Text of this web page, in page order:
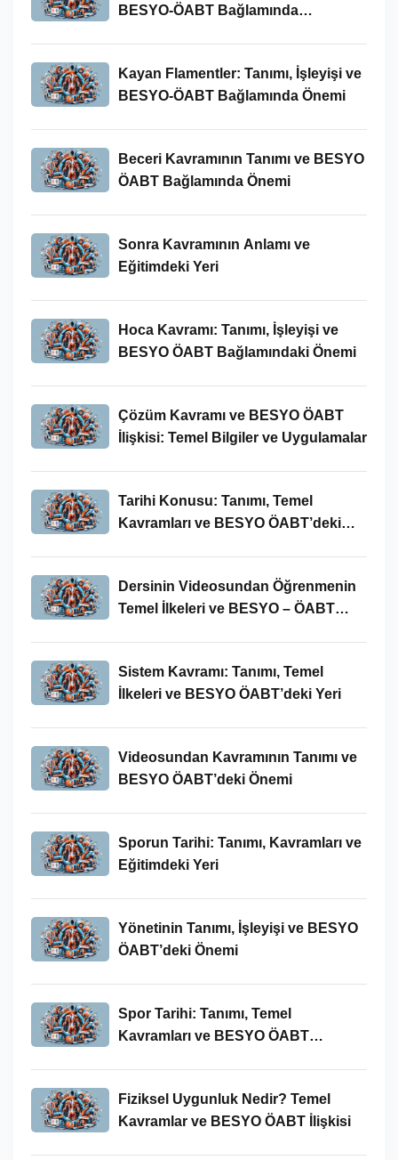
BESYO-ÖABT Bağlamında
Kayan Flamentler: Tanımı, İşleyişi ve
BESYO-ÖABT Bağlamında Önemi
Beceri Kavramının Tanımı ve BESYO
ÖABT Bağlamında Önemi
Sonra Kavramının Anlamı ve
Eğitimdeki Yeri
Hoca Kavramı: Tanımı, İşleyişi ve
BESYO ÖABT Bağlamındaki Önemi
Çözüm Kavramı ve BESYO ÖABT
İlişkisi: Temel Bilgiler ve Uygulamalar
Tarihi Konusu: Tanımı, Temel
Kavramları ve BESYO ÖABT’deki
Dersinin Videosundan Öğrenmenin
Temel İlkeleri ve BESYO – ÖABT
Sistem Kavramı: Tanımı, Temel
İlkeleri ve BESYO ÖABT’deki Yeri
Videosundan Kavramının Tanımı ve
BESYO ÖABT’deki Önemi
Sporun Tarihi: Tanımı, Kavramları ve
Eğitimdeki Yeri
Yönetinin Tanımı, İşleyişi ve BESYO
ÖABT’deki Önemi
Spor Tarihi: Tanımı, Temel
Kavramları ve BESYO ÖABT
Fiziksel Uygunluk Nedir? Temel
Kavramlar ve BESYO ÖABT İlişkisi